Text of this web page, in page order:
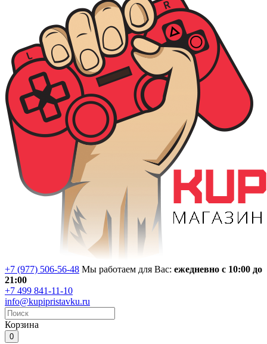
+7 (977) 506-56-48 Мы работаем для Вас: ежедневно с 10:00 до
21:00
+7 499 841-11-10
info@kupipristavku.ru
Корзина
0